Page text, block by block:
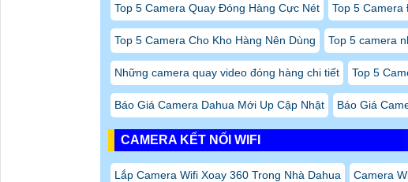
Top 5 Camera Quay Đóng Hàng Cực Nét Top 5 Camera
Top 5 Camera Cho Kho Hàng Nên Dùng Top 5 camera
Những camera quay video đóng hàng chi tiết Top 5
Báo Giá Camera Dahua Mới Up Cập Nhật Báo Giá
CAMERA KẾT NỐI WIFI
Lắp Camera Wifi Xoay 360 Trong Nhà Dahua Camera